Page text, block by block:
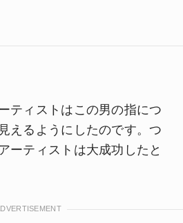
ティストはこの男の指につ
えるようにしたのです。つ
ーティストは大成功したと